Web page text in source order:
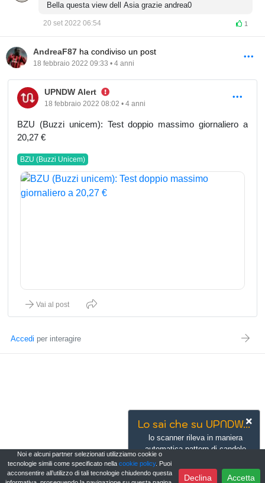
Bella questa view dell Asia grazie andrea0
20 set 2022 06:54 1
AndreaF87 ha condiviso un post
18 febbraio 2022 09:33 • 4 anni
UPNDW Alert Alert
18 febbraio 2022 08:02 • 4 anni
BZU (Buzzi unicem): Test doppio massimo giornaliero a
20,27 €
BZU (Buzzi Unicem)
Vai al post
Accedi per interagire
Lo sai che su UPNDW...
lo scanner rileva in maniera
automatica pattern di candele
Scopri di più Vai ora
Noi e alcuni partner selezionati utilizziamo cookie o
tecnologie simili come specificato nella cookie policy. Puoi
acconsentire all’utilizzo di tali tecnologie chiudendo questa
Declina Accetta